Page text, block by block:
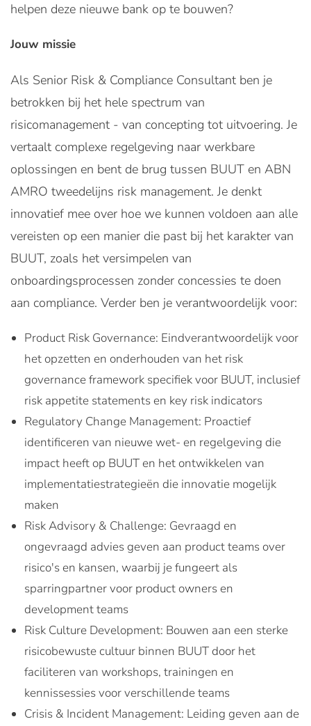
helpen deze nieuwe bank op te bouwen?
Jouw missie
Als Senior Risk & Compliance Consultant ben je
betrokken bij het hele spectrum van
risicomanagement - van concepting tot uitvoering. Je
vertaalt complexe regelgeving naar werkbare
oplossingen en bent de brug tussen BUUT en ABN
AMRO tweedelijns risk management. Je denkt
innovatief mee over hoe we kunnen voldoen aan alle
vereisten op een manier die past bij het karakter van
BUUT, zoals het versimpelen van
onboardingsprocessen zonder concessies te doen
aan compliance. Verder ben je verantwoordelijk voor:
Product Risk Governance: Eindverantwoordelijk voor
het opzetten en onderhouden van het risk
governance framework specifiek voor BUUT, inclusief
risk appetite statements en key risk indicators
Regulatory Change Management: Proactief
identificeren van nieuwe wet- en regelgeving die
impact heeft op BUUT en het ontwikkelen van
implementatiestrategieën die innovatie mogelijk
maken
Risk Advisory & Challenge: Gevraagd en
ongevraagd advies geven aan product teams over
risico's en kansen, waarbij je fungeert als
sparringpartner voor product owners en
development teams
Risk Culture Development: Bouwen aan een sterke
risicobewuste cultuur binnen BUUT door het
faciliteren van workshops, trainingen en
kennissessies voor verschillende teams
Crisis & Incident Management: Leiding geven aan de